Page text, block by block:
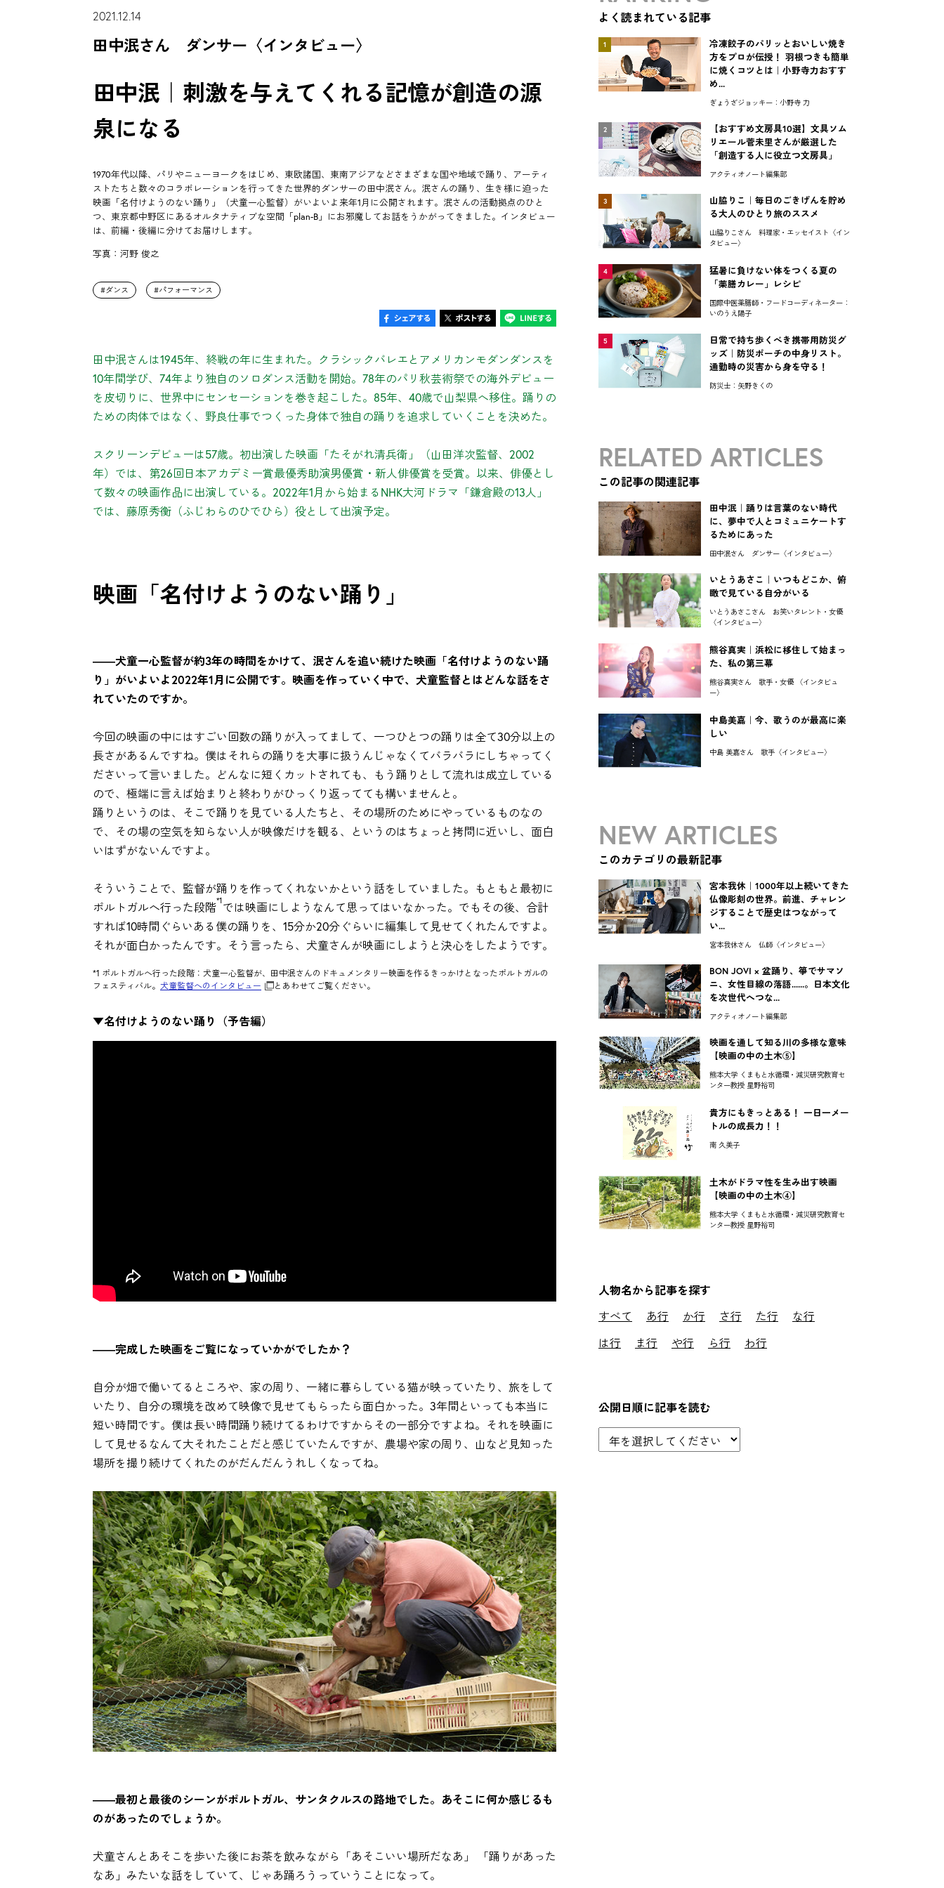
2021.12.14
田中泯さん ダンサー〈インタビュー〉
田中泯｜刺激を与えてくれる記憶が創造の源
泉になる
1970年代以降、パリやニューヨークをはじめ、東欧諸国、東南アジアなどさまざまな国や地域で踊り、アーティ
ストたちと数々のコラボレーションを行ってきた世界的ダンサーの田中泯さん。泯さんの踊り、生き様に迫った
映画「名付けようのない踊り」（犬童一心監督）がいよいよ来年1月に公開されます。泯さんの活動拠点のひと
つ、東京都中野区にあるオルタナティブな空間「plan-B」にお邪魔してお話をうかがってきました。インタビュー
は、前編・後編に分けてお届けします。
写真：河野 俊之
ダンス パフォーマンス
田中泯さんは1945年、終戦の年に生まれた。クラシックバレエとアメリカンモダンダンスを
10年間学び、74年より独自のソロダンス活動を開始。78年のパリ秋芸術祭での海外デビュー
を皮切りに、世界中にセンセーションを巻き起こした。85年、40歳で山梨県へ移住。踊りの
ための肉体ではなく、野良仕事でつくった身体で独自の踊りを追求していくことを決めた。
スクリーンデビューは57歳。初出演した映画「たそがれ清兵衛」（山田洋次監督、2002
年）では、第26回日本アカデミー賞最優秀助演男優賞・新人俳優賞を受賞。以来、俳優とし
て数々の映画作品に出演している。2022年1月から始まるNHK大河ドラマ「鎌倉殿の13人」
では、藤原秀衡（ふじわらのひでひら）役として出演予定。
映画「名付けようのない踊り」
――犬童一心監督が約3年の時間をかけて、泯さんを追い続けた映画「名付けようのない踊
り」がいよいよ2022年1月に公開です。映画を作っていく中で、犬童監督とはどんな話をさ
れていたのですか。
今回の映画の中にはすごい回数の踊りが入ってまして、一つひとつの踊りは全て30分以上の
長さがあるんですね。僕はそれらの踊りを大事に扱うんじゃなくてバラバラにしちゃってく
ださいって言いました。どんなに短くカットされても、もう踊りとして流れは成立している
ので、極端に言えば始まりと終わりがひっくり返ってても構いませんと。
踊りというのは、そこで踊りを見ている人たちと、その場所のためにやっているものなの
で、その場の空気を知らない人が映像だけを観る、というのはちょっと拷問に近いし、面白
いはずがないんですよ。
そういうことで、監督が踊りを作ってくれないかという話をしていました。もともと最初に
ポルトガルへ行った段階*1では映画にしようなんて思ってはいなかった。でもその後、合計
すれば10時間ぐらいある僕の踊りを、15分か20分ぐらいに編集して見せてくれたんですよ。
それが面白かったんです。そう言ったら、犬童さんが映画にしようと決心をしたようです。
*1 ポルトガルへ行った段階：犬童一心監督が、田中泯さんのドキュメンタリー映画を作るきっかけとなったポルトガルの
フェスティバル。 犬童監督へのインタビュー とあわせてご覧ください。
▼名付けようのない踊り（予告編）
――完成した映画をご覧になっていかがでしたか？
自分が畑で働いてるところや、家の周り、一緒に暮らしている猫が映っていたり、旅をして
いたり、自分の環境を改めて映像で見せてもらったら面白かった。3年間といっても本当に
短い時間です。僕は長い時間踊り続けてるわけですからその一部分ですよね。それを映画に
して見せるなんて大それたことだと感じていたんですが、農場や家の周り、山など見知った
場所を撮り続けてくれたのがだんだんうれしくなってね。
――最初と最後のシーンがポルトガル、サンタクルスの路地でした。あそこに何か感じるも
のがあったのでしょうか。
犬童さんとあそこを歩いた後にお茶を飲みながら「あそこいい場所だなあ」 「踊りがあった
なあ」みたいな話をしていて、じゃあ踊ろうっていうことになって。
よく読まれている記事
1
冷凍餃子のパリッとおいしい焼き
方をプロが伝授！ 羽根つきも簡単
に焼くコツとは｜小野寺力おすす
め...
ぎょうざジョッキー：小野寺 力
2
【おすすめ文房具10選】文具ソム
リエール菅未里さんが厳選した
「創造する人に役立つ文房具」
アクティオノート編集部
3
山脇りこ｜毎日のごきげんを貯め
る大人のひとり旅のススメ
山脇りこさん 料理家・エッセイスト〈イン
タビュー〉
4
猛暑に負けない体をつくる夏の
「薬膳カレー」レシピ
国際中医薬膳師・フードコーディネーター：
いのうえ陽子
5
日常で持ち歩くべき携帯用防災グ
ッズ｜防災ポーチの中身リスト。
通勤時の災害から身を守る！
防災士：矢野きくの
RELATED ARTICLES
この記事の関連記事
田中泯｜踊りは言葉のない時代
に、夢中で人とコミュニケートす
るためにあった
田中泯さん ダンサー〈インタビュー〉
いとうあさこ｜いつもどこか、俯
瞰で見ている自分がいる
いとうあさこさん お笑いタレント・女優
〈インタビュー〉
熊谷真実｜浜松に移住して始まっ
た、私の第三幕
熊谷真実さん 歌手・女優 〈インタビュ
ー〉
中島美嘉｜今、歌うのが最高に楽
しい
中島 美嘉さん 歌手〈インタビュー〉
NEW ARTICLES
このカテゴリの最新記事
宮本我休｜1000年以上続いてきた
仏像彫刻の世界。前進、チャレン
ジすることで歴史はつながって
い...
宮本我休さん 仏師〈インタビュー〉
BON JOVI × 盆踊り、箏でサマソ
ニ、女性目線の落語......。日本文化
を次世代へつな...
アクティオノート編集部
映画を通して知る川の多様な意味
【映画の中の土木⑤】
熊本大学 くまもと水循環・減災研究教育セ
ンター教授 星野裕司
貴方にもきっとある！ 一日一メー
トルの成長力！！
南 久美子
土木がドラマ性を生み出す映画
【映画の中の土木④】
熊本大学 くまもと水循環・減災研究教育セ
ンター教授 星野裕司
人物名から記事を探す
すべて
あ行 か行 さ行 た行
な行
は行
ま行 や行 ら行 わ行
公開日順に記事を読む